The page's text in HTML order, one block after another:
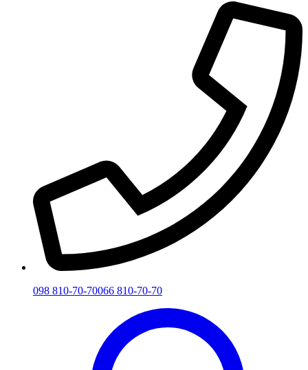
098 810-70-70066 810-70-70